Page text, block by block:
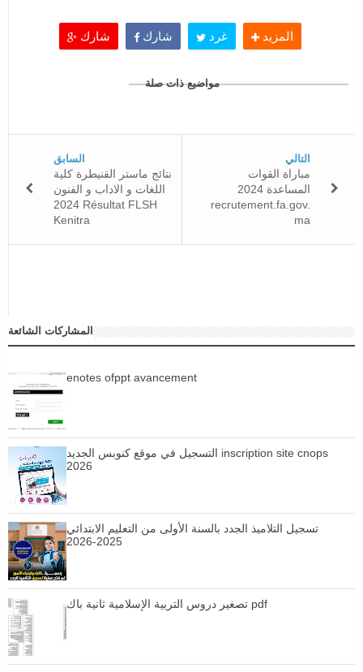
شارك شارك غرد المزيد
مواضيع ذات صلة
التالي
مباراة القوات
المساعدة 2024
recrutement.fa.gov.
ma
السابق
نتائج ماستر القنيطرة كلية
اللغات و الاداب و الفنون
2024 Résultat FLSH
Kenitra
المشاركات الشائعة
enotes ofppt avancement
التسجيل في موقع كنوبس الجديد inscription site cnops
2026
تسجيل التلاميذ الجدد بالسنة الأولى من التعليم الابتدائي
2025-2026
تصغير دروس التربية الإسلامية ثانية باك pdf